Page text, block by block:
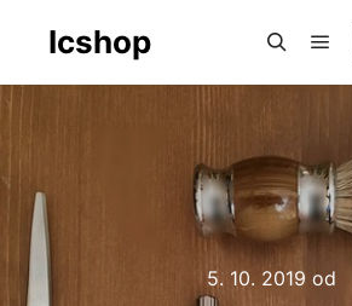
Icshop
5. 10. 2019 od